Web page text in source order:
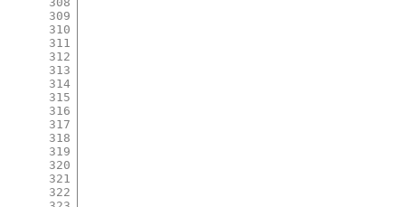
309
310
311
312
313
314
315
316
317
318
319
320
321
322